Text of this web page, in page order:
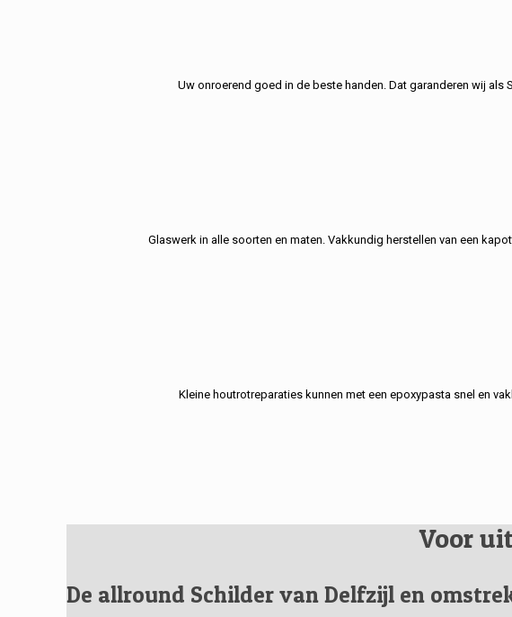
Uw onroerend goed in de beste handen. Dat garanderen wij
Glaswerk in alle soorten en maten. Vakkundig herstellen van een
Kleine houtrotreparaties kunnen met een epoxypasta snel en
Voor
De allround Schilder van Delfzijl en